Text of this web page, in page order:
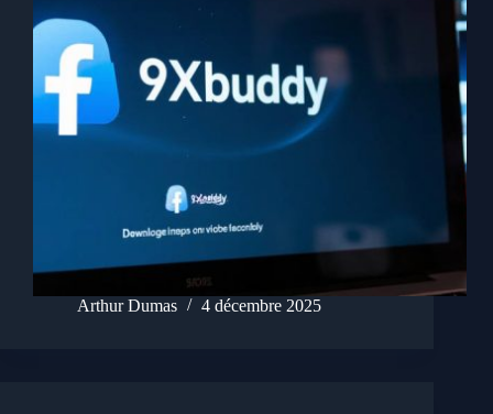
Arthur Dumas 4 décembre 2025